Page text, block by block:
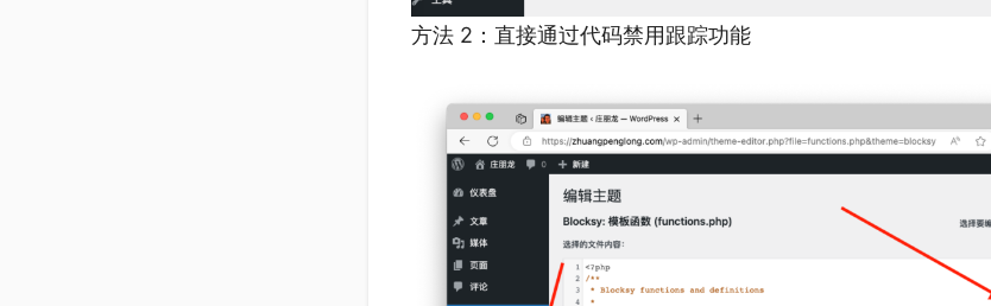
方法 2：直接通过代码禁用跟踪功能